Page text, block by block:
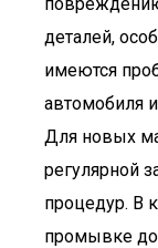
деталей,
имеются
автомобиля
Для новых
регулярной
процедур. В
промывке